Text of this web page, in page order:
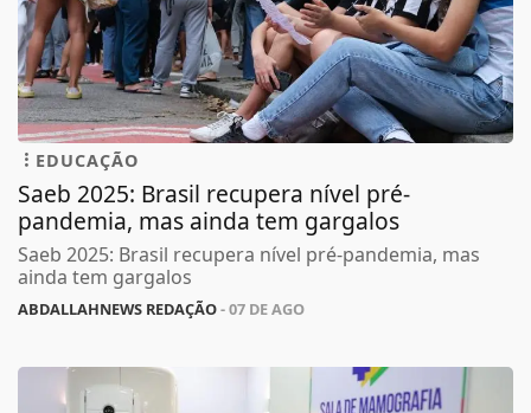
EDUCAÇÃO
Saeb 2025: Brasil recupera nível pré-
pandemia, mas ainda tem gargalos
Saeb 2025: Brasil recupera nível pré-pandemia, mas
ainda tem gargalos
ABDALLAHNEWS REDAÇÃO- 07 DE AGO